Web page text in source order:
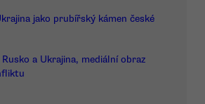
jako prubířský kámen české
Rusko a Ukrajina, mediální obraz